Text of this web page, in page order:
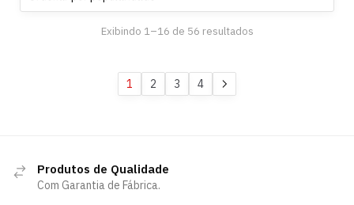
Exibindo 1–16 de 56 resultados
1 2 3 4
Produtos de Qualidade
Com Garantia de Fábrica.